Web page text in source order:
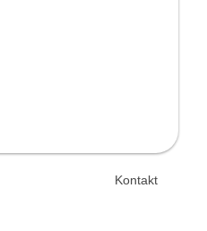
Kontakt
© 2026 Unsertag.de - Ihr